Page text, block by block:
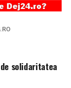
de solidaritatea